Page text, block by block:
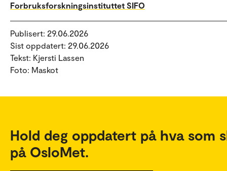
Forbruksforskningsinstituttet SIFO
Publisert: 29.06.2026
Sist oppdatert: 29.06.2026
Tekst: Kjersti Lassen
Foto: Maskot
Hold deg oppdatert på hva som
på OsloMet.